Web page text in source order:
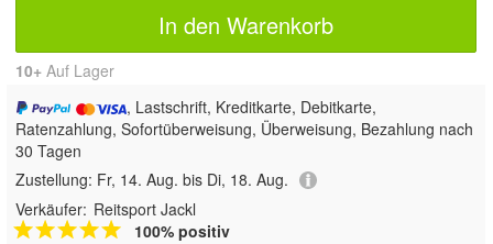
In den Warenkorb
10+ Auf Lager
, Lastschrift, Kreditkarte, Debitkarte,
Ratenzahlung, Sofortüberweisung, Überweisung, Bezahlung nach
30 Tagen
Zustellung: Fr, 14. Aug. bis Di, 18. Aug.
Verkäufer: Reitsport Jackl
100% positiv